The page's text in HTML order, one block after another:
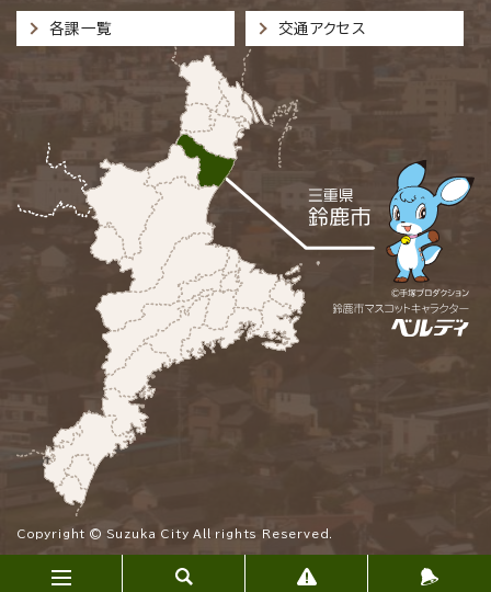
各課一覧 交通アクセス
Copyright © Suzuka City All rights Reserved.